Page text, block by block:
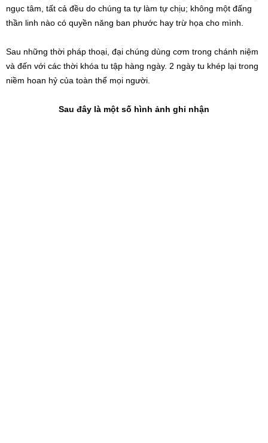
ngục tâm, tất cả đều do chúng ta tự làm tự chịu; không một đấng
thần linh nào có quyền năng ban phước hay trừ họa cho mình.
Sau những thời pháp thoại, đại chúng dùng cơm trong chánh niệm
và đến với các thời khóa tu tập hàng ngày. 2 ngày tu khép lại trong
niềm hoan hỷ của toàn thể mọi người.
Sau đây là một số hình ảnh ghi nhận